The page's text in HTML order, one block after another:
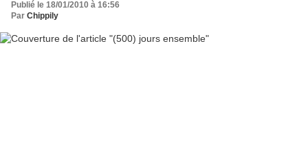
Publié le 18/01/2010 à 16:56
Par Chippily